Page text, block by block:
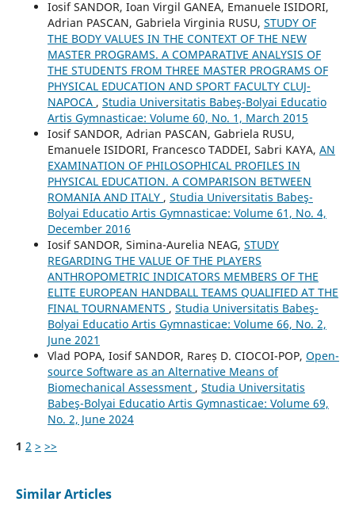
Iosif SANDOR, Ioan Virgil GANEA, Emanuele ISIDORI,
Adrian PASCAN, Gabriela Virginia RUSU, STUDY OF
THE BODY VALUES IN THE CONTEXT OF THE NEW
MASTER PROGRAMS. A COMPARATIVE ANALYSIS OF
THE STUDENTS FROM THREE MASTER PROGRAMS OF
PHYSICAL EDUCATION AND SPORT FACULTY CLUJ-
NAPOCA , Studia Universitatis Babeş-Bolyai Educatio
Artis Gymnasticae: Volume 60, No. 1, March 2015
Iosif SANDOR, Adrian PASCAN, Gabriela RUSU,
Emanuele ISIDORI, Francesco TADDEI, Sabri KAYA, AN
EXAMINATION OF PHILOSOPHICAL PROFILES IN
PHYSICAL EDUCATION. A COMPARISON BETWEEN
ROMANIA AND ITALY , Studia Universitatis Babeş-
Bolyai Educatio Artis Gymnasticae: Volume 61, No. 4,
December 2016
Iosif SANDOR, Simina-Aurelia NEAG, STUDY
REGARDING THE VALUE OF THE PLAYERS
ANTHROPOMETRIC INDICATORS MEMBERS OF THE
ELITE EUROPEAN HANDBALL TEAMS QUALIFIED AT THE
FINAL TOURNAMENTS , Studia Universitatis Babeş-
Bolyai Educatio Artis Gymnasticae: Volume 66, No. 2,
June 2021
Vlad POPA, Iosif SANDOR, Rareș D. CIOCOI-POP, Open-
source Software as an Alternative Means of
Biomechanical Assessment , Studia Universitatis
Babeş-Bolyai Educatio Artis Gymnasticae: Volume 69,
No. 2, June 2024
1 2 > >>
Similar Articles